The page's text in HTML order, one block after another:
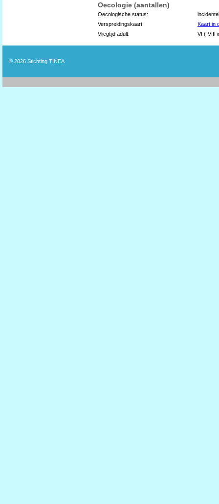
Oecologie (aantallen)
Oecologische status:
Verspreidingskaart:
Kaart in
Vliegtijd adult:
VI (-VIII
© 2026 Stichting TINEA